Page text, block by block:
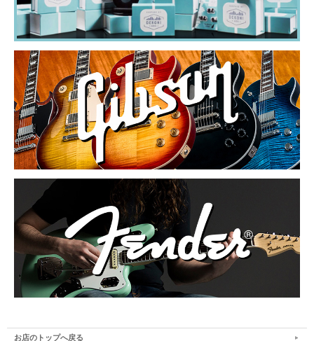
お店のトップへ戻る